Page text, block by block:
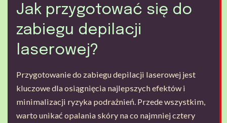
Jak przygotować się do
zabiegu depilacji
laserowej?
Przygotowanie do zabiegu depilacji laserowej jest
kluczowe dla osiągnięcia najlepszych efektów i
minimalizacji ryzyka podrażnień. Przede wszystkim,
warto unikać opalania skóry na co najmniej cztery